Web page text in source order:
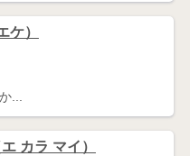
ケ）
...
カラ マイ）